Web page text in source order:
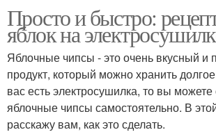
Просто и быстро:
яблок на
Яблочные чипсы - это очень вкусный и
продукт, который можно хранить
вас есть электросушилка, то вы можете
яблочные чипсы самостоятельно. В
расскажу вам, как это сделать.